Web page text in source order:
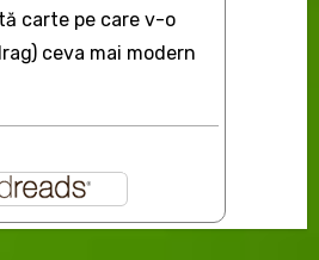
carte pe care v-o
ceva mai modern